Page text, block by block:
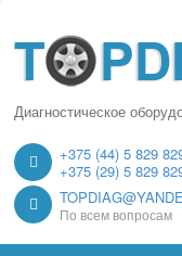
Диагностическое
+375 (44) 5 829
+375 (29) 5 829
По всем вопросам